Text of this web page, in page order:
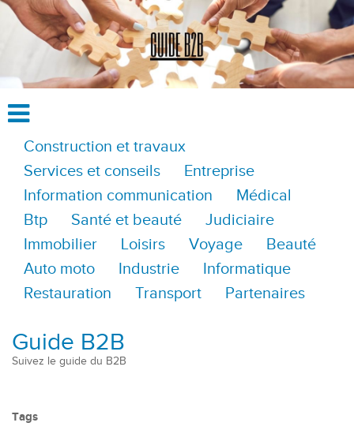
Construction et travaux
Services et conseils
Entreprise
Information communication
Médical
Btp
Santé et beauté
Judiciaire
Immobilier
Loisirs Voyage
Beauté
Auto moto
Industrie
Informatique
Restauration
Transport Partenaires
Guide B2B
Suivez le guide du B2B
Tags